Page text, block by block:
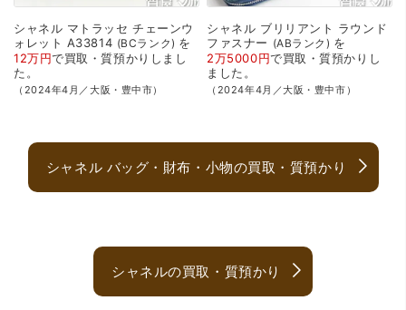
シャネル マトラッセ チェーンウ
ォレット A33814 BCランク を
12万円で買取・質預かり しまし
た。
（2024年4月／大阪・豊中市）
シャネル ブリリアント ラウンド
ファスナー
ABランク
を
2万5000円で買取・質預かり し
ました。
（2024年4月／大阪・豊中市）
シャネル バッグ・財布・小物の買取・質預かり
シャネルの買取・質預かり